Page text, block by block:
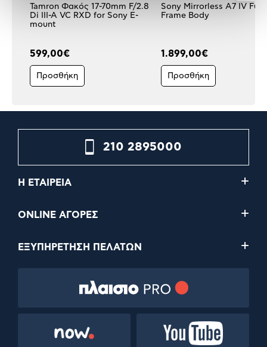
Tamron Φακός 17-70mm F/2.8
Di III-A VC RXD for Sony E-
mount
599,00€
Προσθήκη
Sony Mirrorless A7 IV Full
Frame Body
1.899,00€
Προσθήκη
210 2895000
Η ΕΤΑΙΡΕΙΑ
ONLINE ΑΓΟΡΕΣ
ΕΞΥΠΗΡΕΤΗΣΗ ΠΕΛΑΤΩΝ